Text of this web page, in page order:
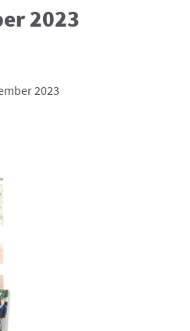
2023
2023